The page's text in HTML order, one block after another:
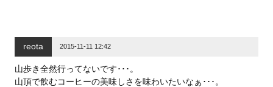
reota 2015-11-11 12:42
山歩き全然行ってないです･･･。
山頂で飲むコーヒーの美味しさを味わいたいなぁ･･･。